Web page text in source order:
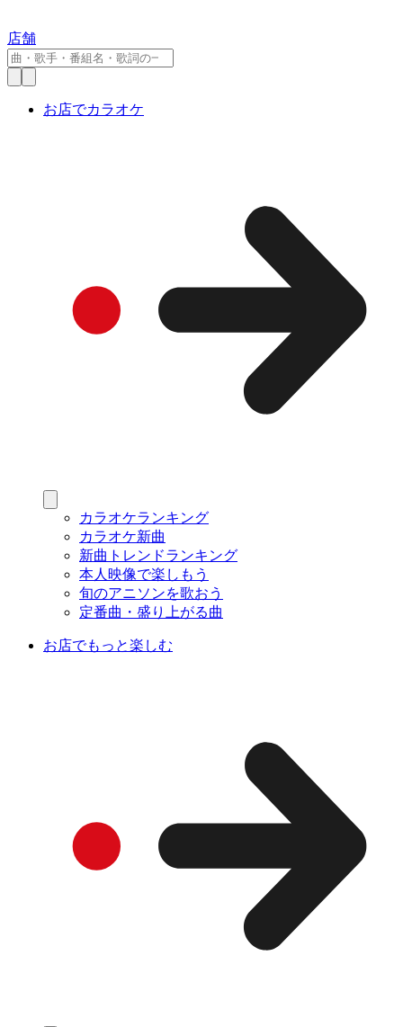
店舗
お店でカラオケ
カラオケランキング
カラオケ新曲
新曲トレンドランキング
本人映像で楽しもう
旬のアニソンを歌おう
定番曲・盛り上がる曲
お店でもっと楽しむ